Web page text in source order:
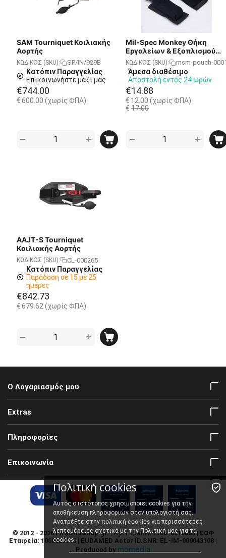
SAM Tourniquet Κοιλιακής
Αορτής
ΚΩΔΙΚΟΣ (SKU): SP/IN/929B
Κατόπιν Παραγγελίας
Επικοινωνήστε μαζί μας
€744.00
€600.00 (χωρίς ΦΠΑ)
+
−
Mil-Spec Monkey Θήκη
Εργαλείων & Εξοπλισμού
Πολλαπλών Χρήσεων
ΚΩΔΙΚΟΣ (SKU): msm-pouch-
Άμεσα διαθέσιμο
Αποστολή εντός 24 ωρών
€14.88
€ 12.00 (χωρίς ΦΠΑ)
€ 17.00
+
−
AAJT-S Tourniquet
Κοιλιακής Αορτής
ΚΩΔΙΚΟΣ (SKU): CL-000265
Κατόπιν Παραγγελίας
Παράδοση σε 15 με 25
ημέρες
€842.73
€679.62 (χωρίς ΦΠΑ)
+
−
Ο Λογαριασμός μου
Extras
Πληροφορίες
Επικοινωνία
© 2012 - 2026 FirstAidShop.gr. | Αρ. Γ.Ε.Μ.Η: 170610310000 | ΕΟΦ
Εταιρεία: 1000007048 | EUDAMED Actor ID.SNR: EL-IM-000043108 |
Produced by momedia
Πολιτική cookies
Αυτός ο ιστότοπος χρησιμοποιεί cookies για την
αποθήκευση πληροφοριών στον υπολογιστή σας.
Ανατρέξτε στην πολιτική cookiesγια περισσότερες
λεπτομέρειες σχετικά με την Πολιτική μας για τα
cookies.